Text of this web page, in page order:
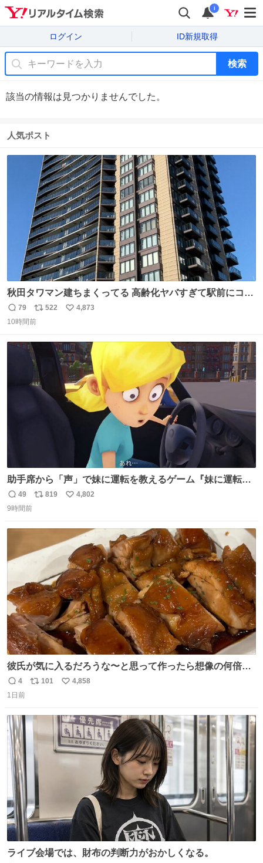
i
ログイン ID新規取得
検索
該当の情報は見つかりませんでした。
人気ポスト
秋田タワマン建ちまくってる 高齢化ヤバすぎて駅前にコン
パクトシティつくって高齢者を住ませる考えらしい 病院も
全部駅前にある
返
信
79
リ
ポ
ト
数
522
い
数
4,873
10時間前
助手席から「声」で妹に運転を教えるゲーム『妹に運転を
教える』の最新映像が公開。危険だらけの道路で生き残れ
るか news.denfaminicogamer.jp/news/260806s プレイヤ
いく。妹のハンドリングには不安が残るが、事故を起こせ
ば大爆発
返
信
49
リ
数
819
い
数
4,802
9時間前
彼氏が気に入るだろうな〜と思って作ったら想像の何倍も
美味しい美味しい言ってくれて嬉しい
返
信
4
リ
ト
101
い
数
4,858
1日前
ライブ会場では、財布の判断力がおかしくなる。